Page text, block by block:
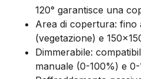
120° garantisce una
Area di copertura: fino
(vegetazione) e
Dimmerabile:
manuale (0-100%) e 0-